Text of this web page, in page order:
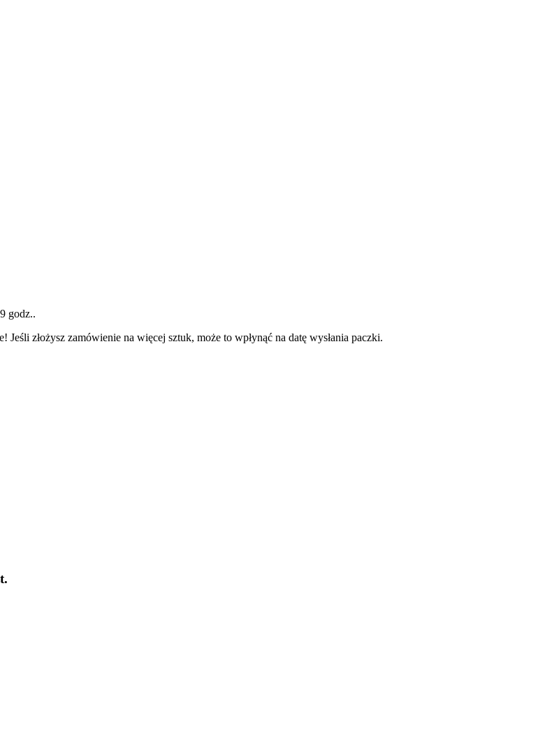
godz..
złożysz zamówienie na więcej sztuk, może to wpłynąć na datę wysłania paczki.